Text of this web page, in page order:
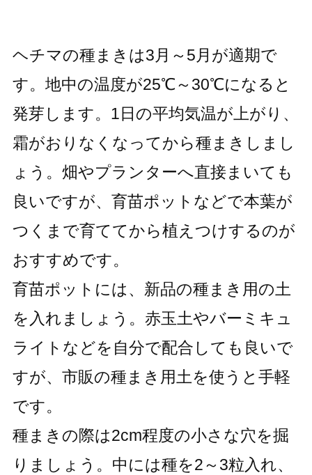
ヘチマの種まきは3月～5月が適期で
す。地中の温度が25℃～30℃になると
発芽します。1日の平均気温が上がり、
霜がおりなくなってから種まきしまし
ょう。畑やプランターへ直接まいても
良いですが、育苗ポットなどで本葉が
つくまで育ててから植えつけするのが
おすすめです。
育苗ポットには、新品の種まき用の土
を入れましょう。赤玉土やバーミキュ
ライトなどを自分で配合しても良いで
すが、市販の種まき用土を使うと手軽
です。
種まきの際は2cm程度の小さな穴を掘
りましょう。中には種を2～3粒入れ、